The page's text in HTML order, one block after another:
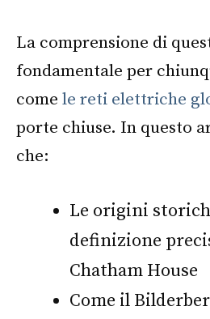
La comprensione di
fondamentale per
come le reti elettriche
porte chiuse. In questo
che:
Le origini
definizione
Chatham House
Come il